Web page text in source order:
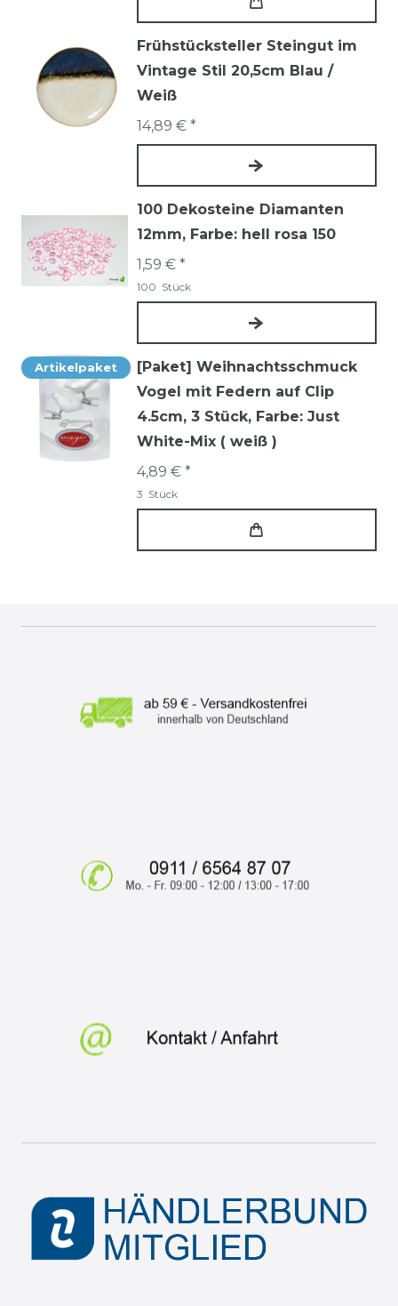
Frühstücksteller Steingut im
Vintage Stil 20,5cm Blau /
Weiß
14,89 € *
100 Dekosteine Diamanten
12mm, Farbe: hell rosa 150
1,59 € *
100 Stück
Artikelpaket
[Paket] Weihnachtsschmuck
Vogel mit Federn auf Clip
4.5cm, 3 Stück, Farbe: Just
White-Mix ( weiß )
4,89 € *
3 Stück